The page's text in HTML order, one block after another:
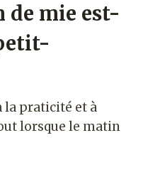
de mie est-
la praticité et à
lorsque le matin